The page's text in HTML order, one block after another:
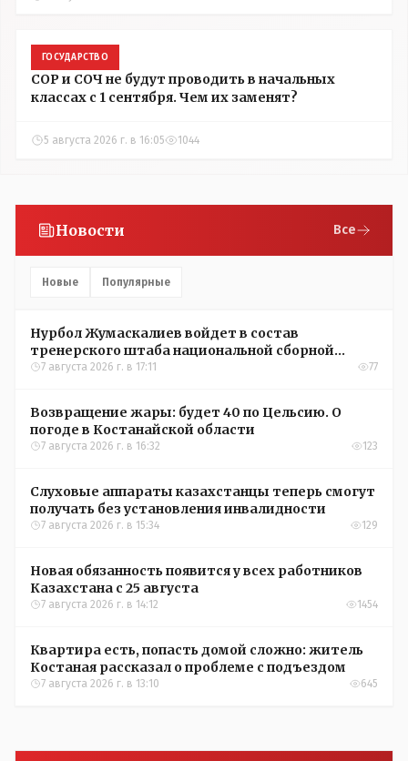
ГОСУДАРСТВО
СОР и СОЧ не будут проводить в начальных
классах с 1 сентября. Чем их заменят?
5 августа 2026 г. в 16:05 1044
Новости Все
Новые Популярные
Нурбол Жумаскалиев войдет в состав
тренерского штаба национальной сборной
Казахстана по футболу
7 августа 2026 г. в 17:11 77
Возвращение жары: будет 40 по Цельсию. О
погоде в Костанайской области
7 августа 2026 г. в 16:32 123
Слуховые аппараты казахстанцы теперь смогут
получать без установления инвалидности
7 августа 2026 г. в 15:34 129
Новая обязанность появится у всех работников
Казахстана с 25 августа
7 августа 2026 г. в 14:12 1454
Квартира есть, попасть домой сложно: житель
Костаная рассказал о проблеме с подъездом
7 августа 2026 г. в 13:10 645